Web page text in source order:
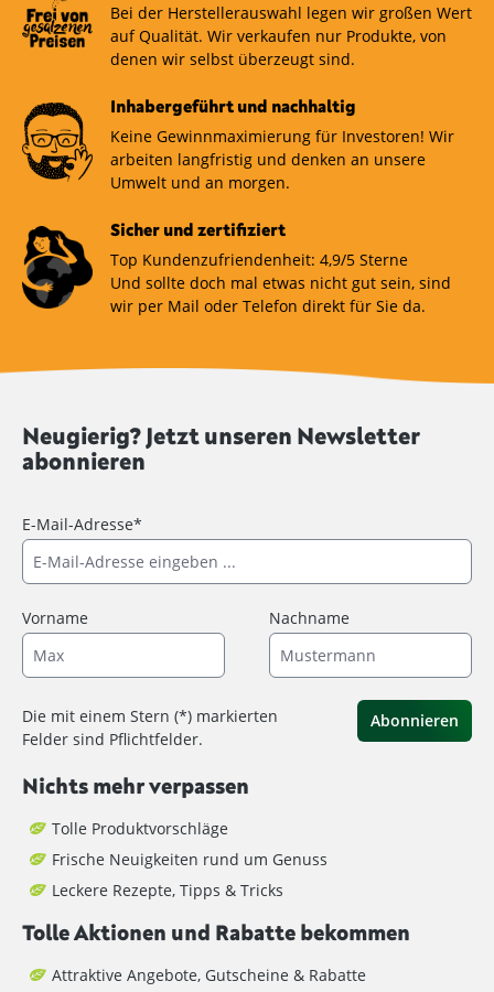
Bei der Herstellerauswahl legen wir großen Wert
auf Qualität. Wir verkaufen nur Produkte, von
denen wir selbst überzeugt sind.
Inhabergeführt und nachhaltig
Keine Gewinnmaximierung für Investoren! Wir
arbeiten langfristig und denken an unsere
Umwelt und an morgen.
Sicher und zertifiziert
Top Kundenzufriendenheit: 4,9/5 Sterne
Und sollte doch mal etwas nicht gut sein, sind
wir per Mail oder Telefon direkt für Sie da.
Neugierig? Jetzt unseren Newsletter
abonnieren
E-Mail-Adresse*
Vorname Nachname
Die mit einem Stern (*) markierten
Felder sind Pflichtfelder.
Abonnieren
Nichts mehr verpassen
Tolle Produktvorschläge
Frische Neuigkeiten rund um Genuss
Leckere Rezepte, Tipps & Tricks
Tolle Aktionen und Rabatte bekommen
Attraktive Angebote, Gutscheine & Rabatte